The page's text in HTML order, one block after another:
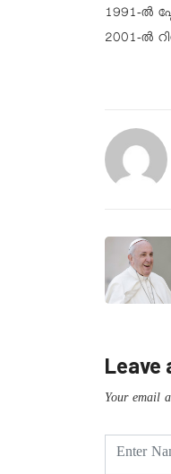
1991-ല്‍
2001-ല്‍
Leave
Your email